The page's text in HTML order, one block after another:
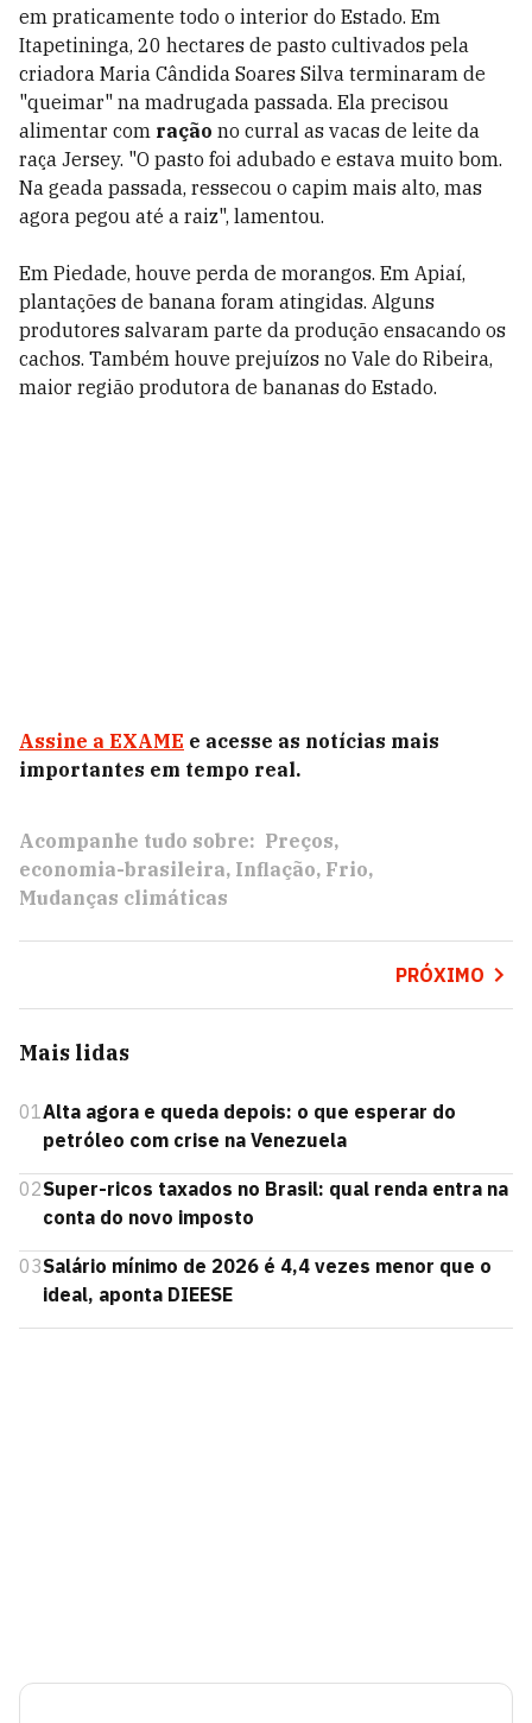
em praticamente todo o interior do Estado. Em
Itapetininga, 20 hectares de pasto cultivados pela
criadora Maria Cândida Soares Silva terminaram de
"queimar" na madrugada passada. Ela precisou
alimentar com ração no curral as vacas de leite da
raça Jersey. "O pasto foi adubado e estava muito bom.
Na geada passada, ressecou o capim mais alto, mas
agora pegou até a raiz", lamentou.
Em Piedade, houve perda de morangos. Em Apiaí,
plantações de banana foram atingidas. Alguns
produtores salvaram parte da produção ensacando os
cachos. Também houve prejuízos no Vale do Ribeira,
maior região produtora de bananas do Estado.
Assine a EXAME e acesse as notícias mais
importantes em tempo real.
Acompanhe tudo sobre: Preços
economia-brasileira Inflação Frio
Mudanças climáticas
PRÓXIMO
Mais lidas
01Alta agora e queda depois: o que esperar do
petróleo com crise na Venezuela
02Super-ricos taxados no Brasil: qual renda entra na
conta do novo imposto
03Salário mínimo de 2026 é 4,4 vezes menor que o
ideal, aponta DIEESE